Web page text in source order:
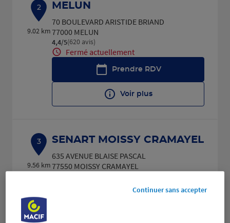
2
9.02 km
MELUN
70 BOULEVARD ARISTIDE BRIAND
77000 MELUN
4,4/5Note de 4.4 sur 5
(620 avis)
Fermé actuellement
Prendre RDV
Voir plus
3
9.56 km
SENART MOISSY CRAMAYEL
635 AVENUE BLAISE PASCAL
77550 MOISSY CRAMAYEL
Continuer sans accepter